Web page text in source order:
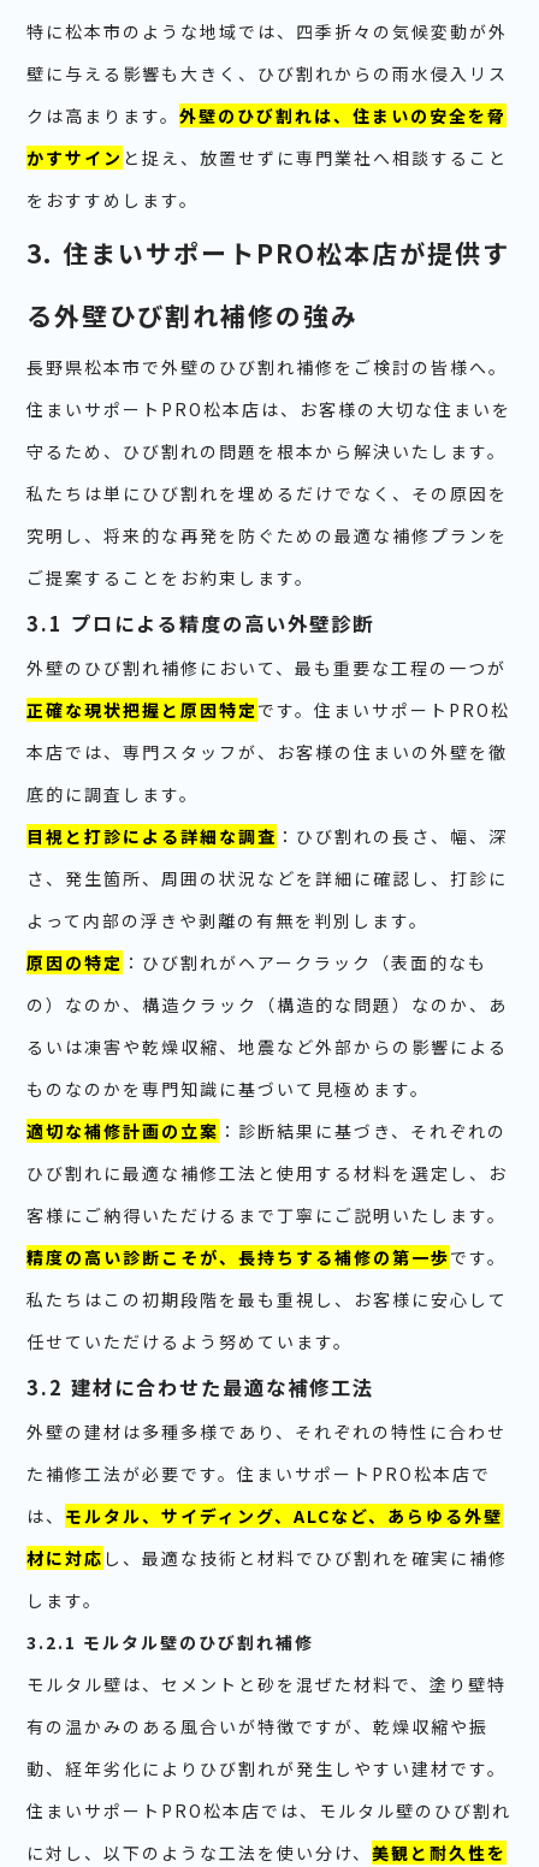
特に松本市のような地域では、四季折々の気候変動が外
壁に与える影響も大きく、ひび割れからの雨水侵入リス
クは高まります。外壁のひび割れは、住まいの安全を脅
かすサイン と捉え、放置せずに専門業社へ相談すること
をおすすめします。
3. 住まいサポートPRO松本店が提供す
る外壁ひび割れ補修の強み
長野県松本市で外壁のひび割れ補修をご検討の皆様へ。
住まいサポートPRO松本店は、お客様の大切な住まいを
守るため、ひび割れの問題を根本から解決いたします。
私たちは単にひび割れを埋めるだけでなく、その原因を
究明し、将来的な再発を防ぐための最適な補修プランを
ご提案することをお約束します。
3.1 プロによる精度の高い外壁診断
外壁のひび割れ補修において、最も重要な工程の一つが
正確な現状把握と原因特定です。住まいサポートPRO松
本店では、専門スタッフが、お客様の住まいの外壁を徹
底的に調査します。
目視と打診による詳細な調査 ：ひび割れの長さ、幅、深
さ、発生箇所、周囲の状況などを詳細に確認し、打診に
よって内部の浮きや剥離の有無を判別します。
原因の特定 ：ひび割れがヘアークラック（表面的なも
の）なのか、構造クラック（構造的な問題）なのか、あ
るいは凍害や乾燥収縮、地震など外部からの影響による
ものなのかを専門知識に基づいて見極めます。
適切な補修計画の立案 ：診断結果に基づき、それぞれの
ひび割れに最適な補修工法と使用する材料を選定し、お
客様にご納得いただけるまで丁寧にご説明いたします。
精度の高い診断こそが、長持ちする補修の第一歩です。
私たちはこの初期段階を最も重視し、お客様に安心して
任せていただけるよう努めています。
3.2 建材に合わせた最適な補修工法
外壁の建材は多種多様であり、それぞれの特性に合わせ
た補修工法が必要です。住まいサポートPRO松本店で
は、 モルタル、サイディング、ALCなど、あらゆる外壁
材に対応 し、最適な技術と材料でひび割れを確実に補修
します。
3.2.1 モルタル壁のひび割れ補修
モルタル壁は、セメントと砂を混ぜた材料で、塗り壁特
有の温かみのある風合いが特徴ですが、乾燥収縮や振
動、経年劣化によりひび割れが発生しやすい建材です。
住まいサポートPRO松本店では、モルタル壁のひび割れ
に対し、以下のような工法を使い分け、美観と耐久性を